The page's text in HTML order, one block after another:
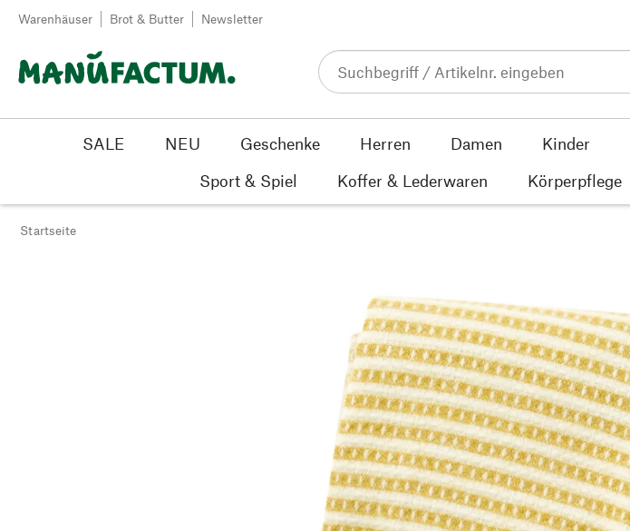
Zum Inhalt springen
Warenhäuser Brot & Butter Newsletter
SALE NEU Geschenke Herren Damen Kinder
Sport & Spiel
Koffer & Lederwaren Körperpflege
Startseite